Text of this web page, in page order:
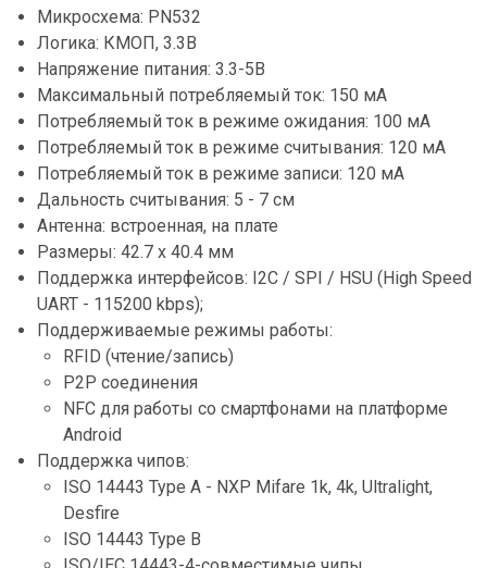
Микросхема: PN532
Логика: КМОП, 3.3В
Напряжение питания: 3.3-5В
Максимальный потребляемый ток: 150 мА
Потребляемый ток в режиме ожидания: 100 мА
Потребляемый ток в режиме считывания: 120 мА
Потребляемый ток в режиме записи: 120 мА
Дальность считывания: 5 - 7 см
Антенна: встроенная, на плате
Размеры: 42.7 х 40.4 мм
Поддержка интерфейсов: I2C / SPI / HSU (High Speed
UART - 115200 kbps);
Поддерживаемые режимы работы:
RFID (чтение/запись)
P2P соединения
NFC для работы со смартфонами на платформе
Android
Поддержка чипов:
ISO 14443 Type A - NXP Mifare 1k, 4k, Ultralight,
Desfire
ISO 14443 Type B